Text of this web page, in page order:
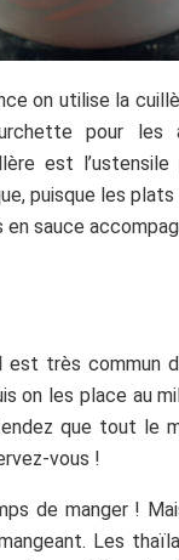
on utilise la
pour les
est
puisque les
sauce
est très commun
on les place au
que tout le
vous !
de manger !
Les